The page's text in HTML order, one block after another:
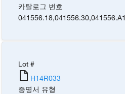
카탈로그 번호
041556.18,041556.30,041556.A1
Lot #
H14R033
증명서 유형